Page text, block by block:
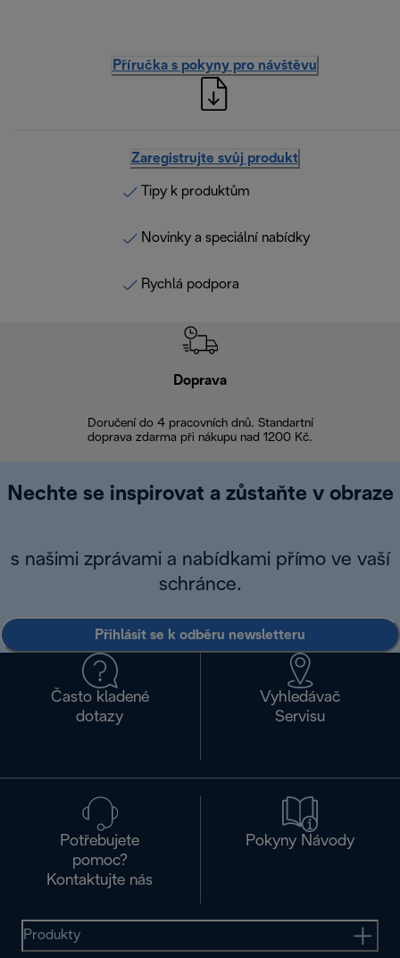
Příručka s pokyny pro návštěvu
Zaregistrujte svůj produkt
Tipy k produktům
Novinky a speciální nabídky
Rychlá podpora
Doprava
Doručení do 4 pracovních dnů. Standartní
doprava zdarma při nákupu nad 1200 Kč.
Nechte se inspirovat a zůstaňte v obraze
s našimi zprávami a nabídkami přímo ve vaší
schránce.
Přihlásit se k odběru newsletteru
Často kladené
dotazy
Vyhledávač
Servisu
Potřebujete
pomoc?
Kontaktujte nás
Pokyny Návody
Produkty